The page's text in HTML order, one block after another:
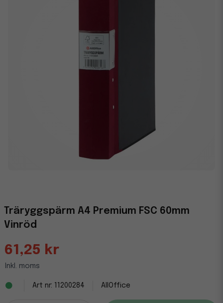
Träryggspärm A4 Premium FSC 60mm
Vinröd
61,25 kr
Inkl. moms
11200284 AllOffice